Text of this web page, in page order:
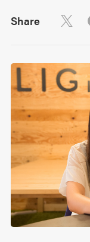
Share